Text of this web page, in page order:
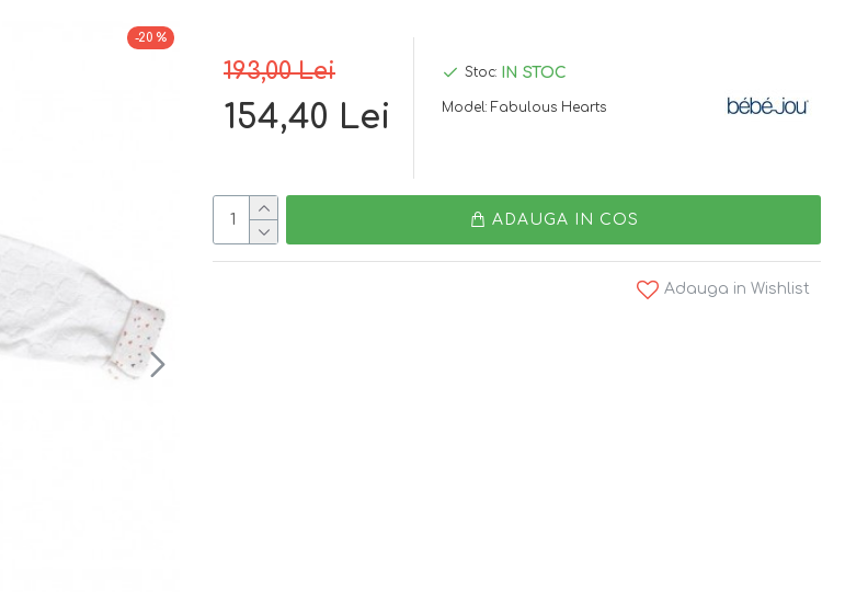
-20 %
193,00 Lei
154,40 Lei
Stoc: IN STOC
Model: Fabulous Hearts
ADAUGA IN COS
Adauga in Wishlist